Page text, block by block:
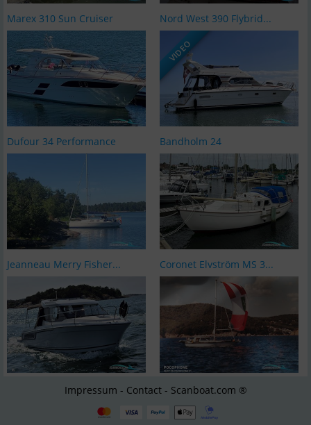
Marex 310 Sun Cruiser Nord West 390 Flybrid...
VIDEO
Dufour 34 Performance Bandholm 24
Jeanneau Merry Fisher... Coronet Elvström MS 3...
Impressum - Contact - Scanboat.com ®